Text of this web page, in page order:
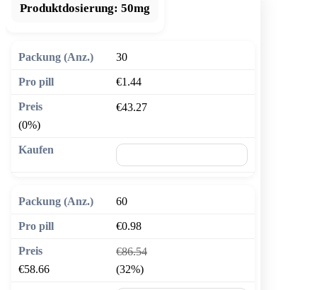
Produktdosierung: 50mg
30
€1.44
€43.27
(0%)
60
€0.98
€86.54
€58.66
(32%)